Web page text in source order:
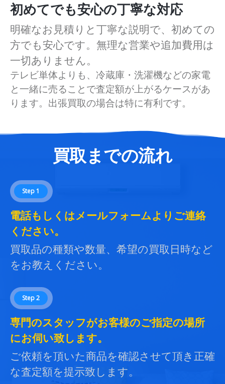
初めてでも安心の丁寧な対応
明確なお見積りと丁寧な説明で、初めての
方でも安心です。無理な営業や追加費用は
一切ありません。
テレビ単体よりも、冷蔵庫・洗濯機などの家電
と一緒に売ることで査定額が上がるケースがあ
ります。出張買取の場合は特に有利です。
買取までの流れ
Step 1
電話もしくはメールフォームよりご連絡
ください。
買取品の種類や数量、希望の買取日時など
をお教えください。
Step 2
専門のスタッフがお客様のご指定の場所
にお伺い致します。
ご依頼を頂いた商品を確認させて頂き正確
な査定額を提示致します。